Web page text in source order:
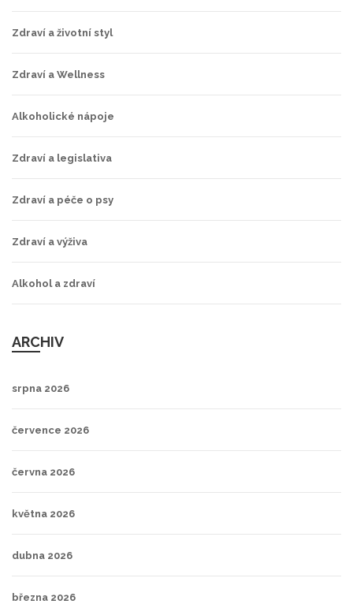
Zdraví a životní styl
Zdraví a Wellness
Alkoholické nápoje
Zdraví a legislativa
Zdraví a péče o psy
Zdraví a výživa
Alkohol a zdraví
ARCHIV
srpna 2026
července 2026
června 2026
května 2026
dubna 2026
března 2026